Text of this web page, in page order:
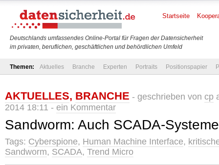
Deutschlands umfassendes Online-Portal für Fragen der Datensicherheit
im privaten, beruflichen, geschäftlichen und behördlichen Umfeld
Startseite
Themen: Aktuelles Branche Experten Portraits Positionspapier
AKTUELLES, BRANCHE - geschrieben von cp
2014 18:11 - ein Kommentar
Sandworm: Auch SCADA-
Tags: Cyberspione, Human Machine Interface,
Sandworm, SCADA, Trend Micro